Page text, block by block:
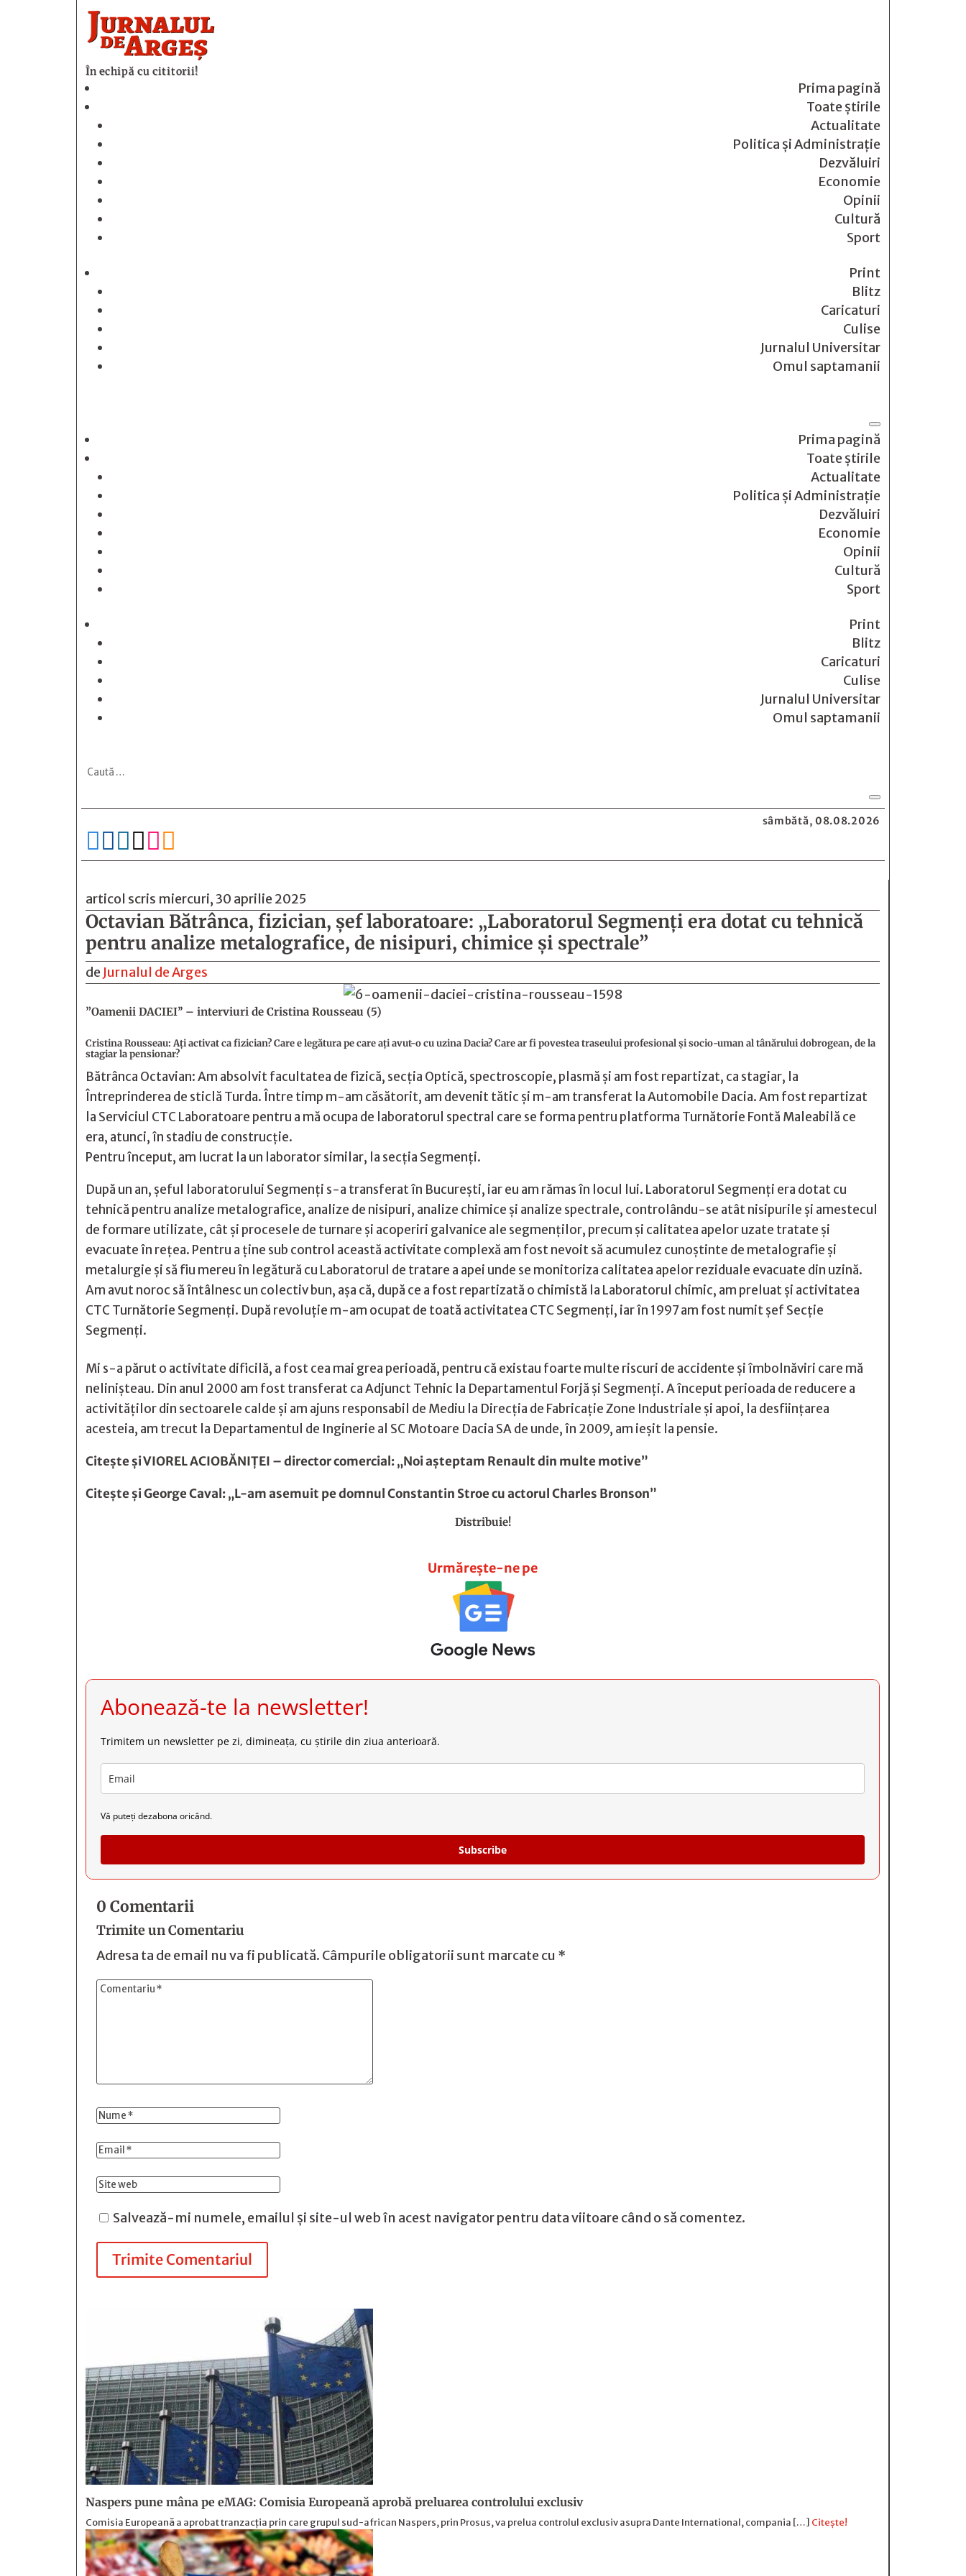
În echipă cu cititorii!
Prima pagină
Toate știrile
Actualitate
Politica și Administrație
Dezvăluiri
Economie
Opinii
Cultură
Sport
Print
Blitz
Caricaturi
Culise
Jurnalul Universitar
Omul saptamanii
Prima pagină
Toate știrile
Actualitate
Politica și Administrație
Dezvăluiri
Economie
Opinii
Cultură
Sport
Print
Blitz
Caricaturi
Culise
Jurnalul Universitar
Omul saptamanii
sâmbătă, 08.08.2026

articol scris miercuri, 30 aprilie 2025
Octavian Bătrânca, fizician, şef laboratoare: „Laboratorul Segmenţi era dotat cu tehnică
pentru analize metalografice, de nisipuri, chimice şi spectrale”
de Jurnalul de Arges
”Oamenii DACIEI’’ – interviuri de Cristina Rousseau (5)
Cristina Rousseau: Ați activat ca fizician? Care e legătura pe care ați avut-o cu uzina Dacia? Care ar fi povestea traseului profesional și socio-uman al tânărului dobrogean, de la
stagiar la pensionar?
Bătrânca Octavian: Am absolvit facultatea de fizică, secția Optică, spectroscopie, plasmă și am fost repartizat, ca stagiar, la
Întreprinderea de sticlă Turda. Între timp m-am căsătorit, am devenit tătic și m-am transferat la Automobile Dacia. Am fost repartizat
la Serviciul CTC Laboratoare pentru a mă ocupa de laboratorul spectral care se forma pentru platforma Turnătorie Fontă Maleabilă ce
era, atunci, în stadiu de construcție.
Pentru început, am lucrat la un laborator similar, la secția Segmenți.
După un an, șeful laboratorului Segmenți s-a transferat în București, iar eu am rămas în locul lui. Laboratorul Segmenți era dotat cu
tehnică pentru analize metalografice, analize de nisipuri, analize chimice și analize spectrale, controlându-se atât nisipurile și amestecul
de formare utilizate, cât și procesele de turnare și acoperiri galvanice ale segmenților, precum și calitatea apelor uzate tratate și
evacuate în rețea. Pentru a ține sub control această activitate complexă am fost nevoit să acumulez cunoștinte de metalografie și
metalurgie și să fiu mereu în legătură cu Laboratorul de tratare a apei unde se monitoriza calitatea apelor reziduale evacuate din uzină.
Am avut noroc să întâlnesc un colectiv bun, așa că, după ce a fost repartizată o chimistă la Laboratorul chimic, am preluat și activitatea
CTC Turnătorie Segmenți. După revoluție m-am ocupat de toată activitatea CTC Segmenți, iar în 1997 am fost numit șef Secție
Segmenți.
Mi s-a părut o activitate dificilă, a fost cea mai grea perioadă, pentru că existau foarte multe riscuri de accidente și îmbolnăviri care mă
nelinișteau. Din anul 2000 am fost transferat ca Adjunct Tehnic la Departamentul Forjă și Segmenți. A început perioada de reducere a
activităților din sectoarele calde și am ajuns responsabil de Mediu la Direcția de Fabricație Zone Industriale și apoi, la desființarea
acesteia, am trecut la Departamentul de Inginerie al SC Motoare Dacia SA de unde, în 2009, am ieșit la pensie.
Citește șiVIOREL ACIOBĂNIŢEI – director comercial: „Noi aşteptam Renault din multe motive”
Citește șiGeorge Caval: „L-am asemuit pe domnul Constantin Stroe cu actorul Charles Bronson”
Distribuie!
Urmărește-ne pe
Abonează-te la newsletter!
Trimitem un newsletter pe zi, dimineața, cu știrile din ziua anterioară.
Vă puteți dezabona oricând.
Subscribe
0 Comentarii
Trimite un Comentariu
Adresa ta de email nu va fi publicată. Câmpurile obligatorii sunt marcate cu *
Salvează-mi numele, emailul și site-ul web în acest navigator pentru data viitoare când o să comentez.
Trimite Comentariul
Naspers pune mâna pe eMAG: Comisia Europeană aprobă preluarea controlului exclusiv
Comisia Europeană a aprobat tranzacția prin care grupul sud-african Naspers, prin Prosus, va prelua controlul exclusiv asupra Dante International, compania […] Citește!